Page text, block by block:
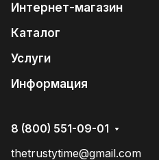
Интернет-магазин
Каталог
Услуги
Информация
8 (800) 551-09-01
thetrustytime@gmail.com